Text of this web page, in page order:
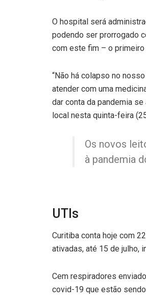
O hospital será
podendo ser prorrogado
com este fim – o primeiro
“Não há colapso no
atender com uma
dar conta da pandemia
local nesta quinta-feira
Os novos
à pandemia
UTIs
Curitiba conta hoje com
ativadas, até 15 de julho,
Cem respiradores
covid-19 que estão